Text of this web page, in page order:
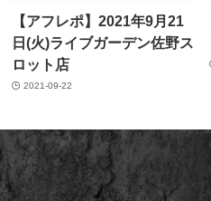
【アフレポ】2021年9月21
日(火)ライブガーデン佐野ス
ロット店
2021-09-22